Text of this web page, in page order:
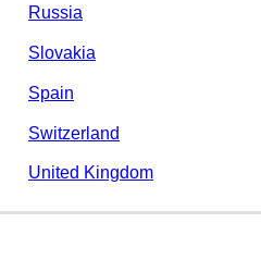
Russia
Slovakia
Spain
Switzerland
United Kingdom